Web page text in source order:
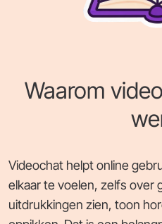
Waarom
Videochat helpt online
elkaar te voelen, zelfs over
uitdrukkingen zien, toon